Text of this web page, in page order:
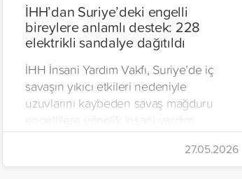
İHH’dan Suriye’deki engelli
bireylere anlamlı destek: 228
elektrikli sandalye dağıtıldı
İHH İnsani Yardım Vakfı, Suriye’de iç
savaşın yıkıcı etkileri nedeniyle
uzuvlarını kaybeden savaş mağduru
engellilere yönelik insani yardım
çalışmalarını aralıksız sürdürüyor. Vakıf,
yürütülen son projeyle Suriye’nin Şam,
Halep, Hama, Humus ve İdlib
27.05.2026